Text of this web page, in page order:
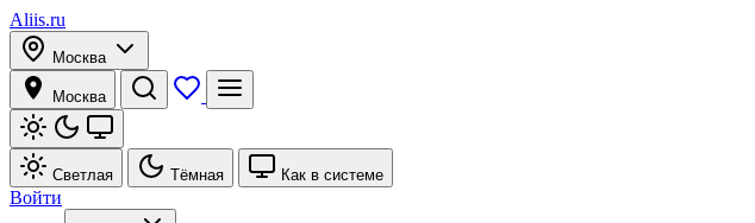
Aliis.ru
Москва
Москва
Светлая Тёмная Как в системе
Войти